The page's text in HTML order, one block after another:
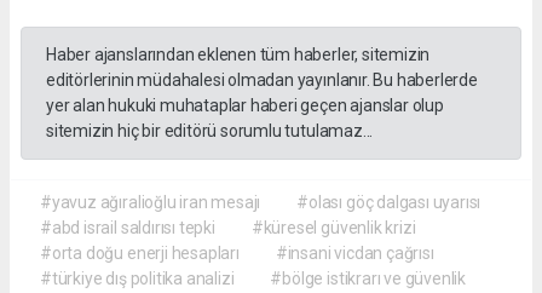
Haber ajanslarından eklenen tüm haberler, sitemizin
editörlerinin müdahalesi olmadan yayınlanır. Bu haberlerde
yer alan hukuki muhataplar haberi geçen ajanslar olup
sitemizin hiç bir editörü sorumlu tutulamaz...
#yavuz ağıralioğlu iran mesajı
#olası göç dalgası uyarısı
#abd israil saldırısı tepki
#küresel güvenlik krizi
#orta doğu enerji hesapları
#insani vicdan çağrısı
#türkiye dış politika analizi
#bölge istikrarı ve güvenlik